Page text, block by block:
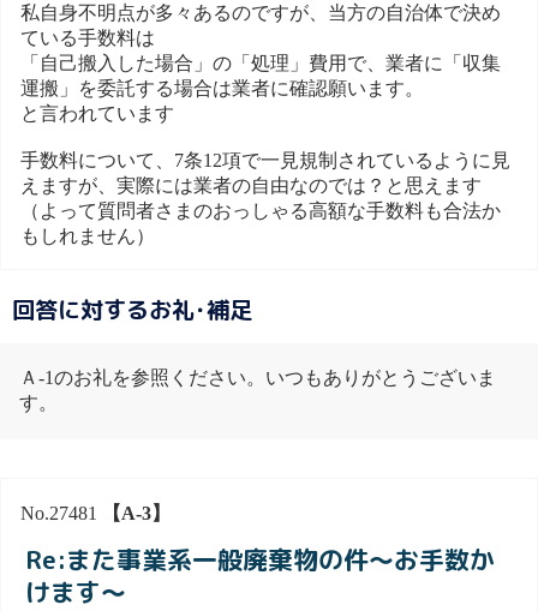
私自身不明点が多々あるのですが、当方の自治体で決め
ている手数料は
「自己搬入した場合」の「処理」費用で、業者に「収集
運搬」を委託する場合は業者に確認願います。
と言われています
手数料について、7条12項で一見規制されているように見
えますが、実際には業者の自由なのでは？と思えます
（よって質問者さまのおっしゃる高額な手数料も合法か
もしれません）
回答に対するお礼･補足
Ａ-1のお礼を参照ください。いつもありがとうございま
す。
No.27481 【A-3】
Re:また事業系一般廃棄物の件～お手数か
けます～